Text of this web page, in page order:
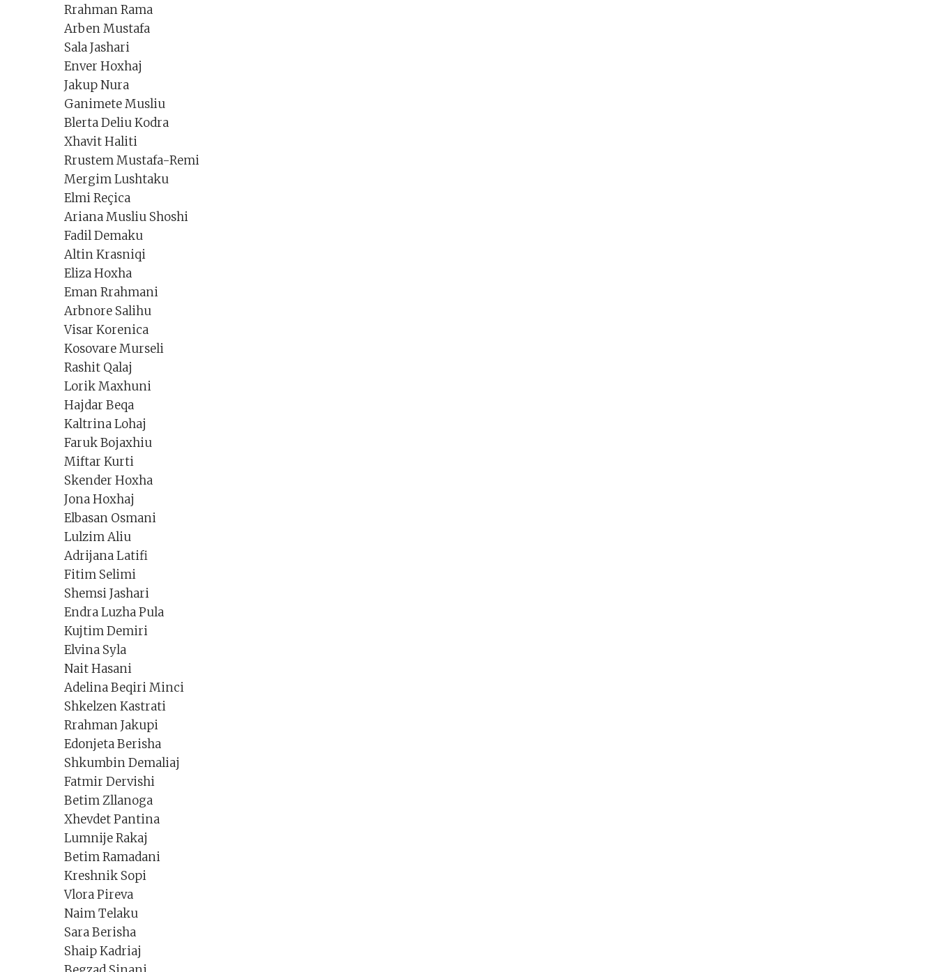
Rrahman Rama
Arben Mustafa
Sala Jashari
Enver Hoxhaj
Jakup Nura
Ganimete Musliu
Blerta Deliu Kodra
Xhavit Haliti
Rrustem Mustafa-Remi
Mergim Lushtaku
Elmi Reçica
Ariana Musliu Shoshi
Fadil Demaku
Altin Krasniqi
Eliza Hoxha
Eman Rrahmani
Arbnore Salihu
Visar Korenica
Kosovare Murseli
Rashit Qalaj
Lorik Maxhuni
Hajdar Beqa
Kaltrina Lohaj
Faruk Bojaxhiu
Miftar Kurti
Skender Hoxha
Jona Hoxhaj
Elbasan Osmani
Lulzim Aliu
Adrijana Latifi
Fitim Selimi
Shemsi Jashari
Endra Luzha Pula
Kujtim Demiri
Elvina Syla
Nait Hasani
Adelina Beqiri Minci
Shkelzen Kastrati
Rrahman Jakupi
Edonjeta Berisha
Shkumbin Demaliaj
Fatmir Dervishi
Betim Zllanoga
Xhevdet Pantina
Lumnije Rakaj
Betim Ramadani
Kreshnik Sopi
Vlora Pireva
Naim Telaku
Sara Berisha
Shaip Kadriaj